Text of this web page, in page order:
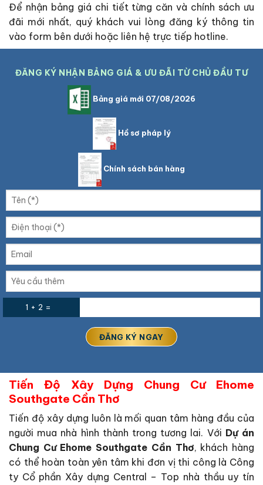
Để nhận bảng giá chi tiết từng căn và chính sách ưu
đãi mới nhất, quý khách vui lòng đăng ký thông tin
vào form bên dưới hoặc liên hệ trực tiếp hotline.
ĐĂNG KÝ NHẬN BẢNG GIÁ & ƯU ĐÃI TỪ CHỦ ĐẦU TƯ
Bảng giá mới 07/08/2026
Hồ sơ pháp lý
Chính sách bán hàng
1 + 2 =
Tiến Độ Xây Dựng Chung Cư Ehome
Southgate Cần Thơ
Tiến độ xây dựng luôn là mối quan tâm hàng đầu của
người mua nhà hình thành trong tương lai. Với Dự án
Chung Cư Ehome Southgate Cần Thơ, khách hàng
có thể hoàn toàn yên tâm khi đơn vị thi công là Công
ty Cổ phần Xây dựng Central – Top nhà thầu uy tín